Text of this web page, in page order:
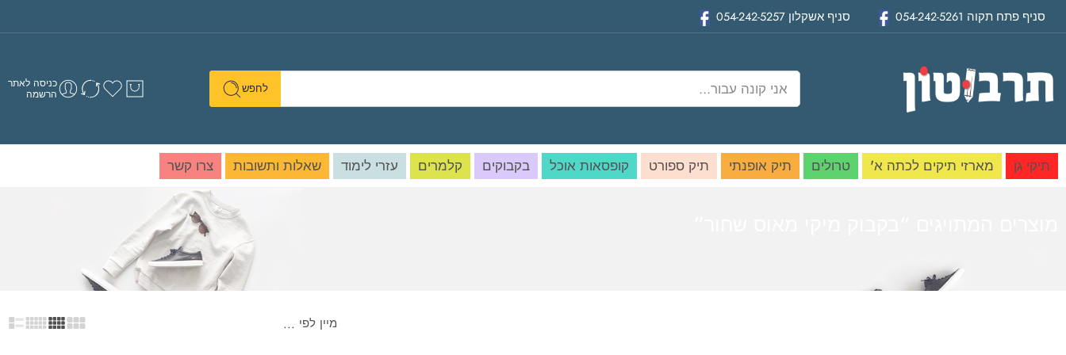
סניף פתח תקוה 054-242-5261 סניף אשקלון 054-242-5257
לחפש כניסה לאתר
הרשמה
תיקי גן מארזי תיקים לכתה א' טרולים תיק אופנתי תיק ספורט קופסאות אוכל בקבוקים קלמרים עזרי לימוד שאלות ותשובות צרו קשר
מיין לפי ...